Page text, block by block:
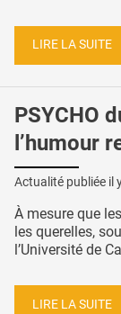
LIRE LA SUITE
PSYCHO
l’humour
Actualité publiée il
À mesure que
les querelles,
l’Université de
LIRE LA SUITE